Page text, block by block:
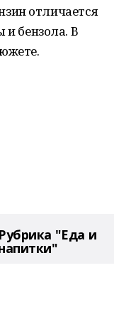
отличается
бензола. В
Рубрика "Еда и